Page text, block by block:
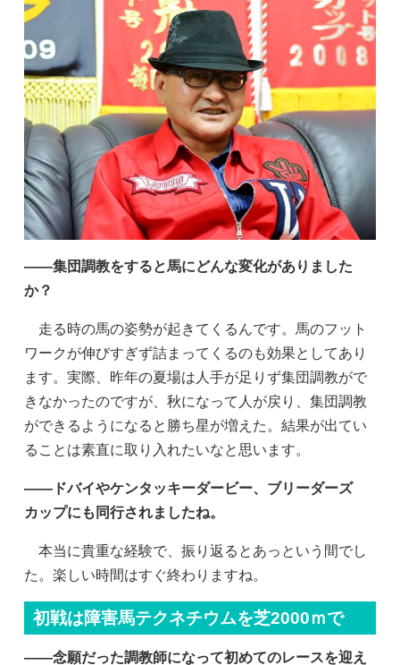
——集団調教をすると馬にどんな変化がありました
か？
走る時の馬の姿勢が起きてくるんです。馬のフット
ワークが伸びすぎず詰まってくるのも効果としてあり
ます。実際、昨年の夏場は人手が足りず集団調教がで
きなかったのですが、秋になって人が戻り、集団調教
ができるようになると勝ち星が増えた。結果が出てい
ることは素直に取り入れたいなと思います。
——ドバイやケンタッキーダービー、ブリーダーズ
カップにも同行されましたね。
本当に貴重な経験で、振り返るとあっという間でし
た。楽しい時間はすぐ終わりますね。
初戦は障害馬テクネチウムを芝2000ｍで
——念願だった調教師になって初めてのレースを迎え